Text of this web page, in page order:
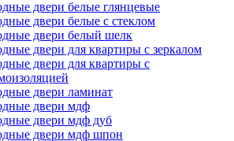
двери белые глянцевые
двери белые с стеклом
двери белый шелк
двери для квартиры с зеркалом
двери для квартиры с
двери ламинат
двери мдф
двери мдф дуб
двери мдф шпон